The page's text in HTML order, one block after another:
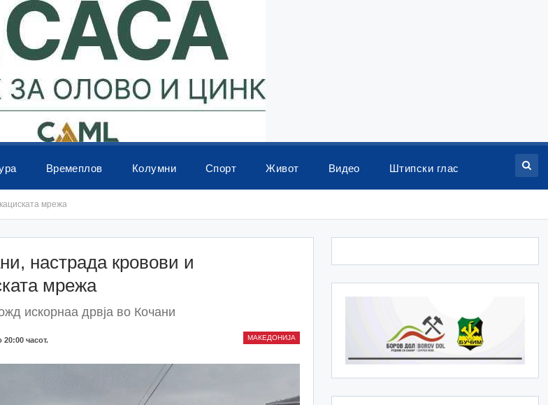
Времеплов Колумни Спорт Живот Видео Штипски глас
мрежа
настрада кровови и
мрежа
искорнаа дрвја во Кочани
МАКЕДОНИЈА
20:00 часот.